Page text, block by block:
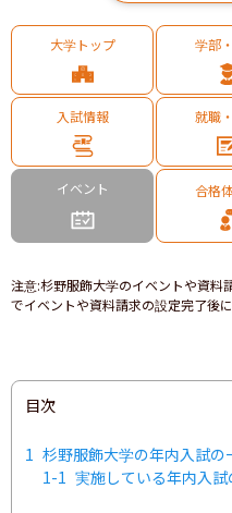
大学トップ 学部
入試情報 就職
イベント 合格
注意:杉野服飾大学のイベントや資料
でイベントや資料請求の設定完了後
目次
1 杉野服飾大学の年内入試の
1-1 実施している年内入